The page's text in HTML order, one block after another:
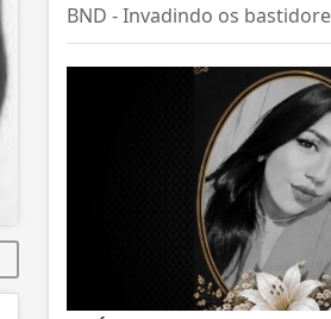
BND - Invadindo os